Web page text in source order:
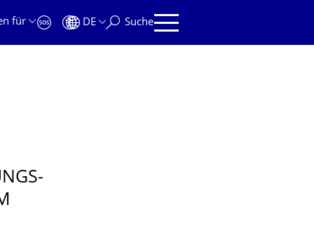
für
DE Suche